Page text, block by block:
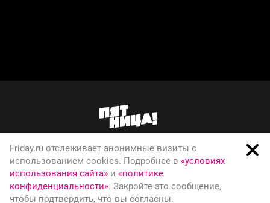
О телеканале
Вакансии
Правовая информация
Friday.ru отслеживает анонимные визиты с
использованием cookies. Подробнее в «условиях
использования сайта» и «политике
конфиденциальности». Закройте это сообщение,
чтобы подтвердить, что вы согласны.